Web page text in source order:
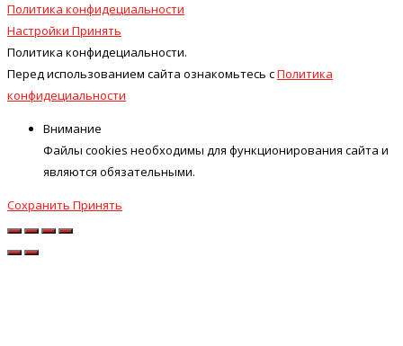
Политика конфидециальности
Настройки Принять
Политика конфидециальности.
Перед использованием сайта ознакомьтесь сПолитика
конфидециальности
Внимание
Файлы cookies необходимы для функционирования сайта и
являются обязательными.
Сохранить Принять